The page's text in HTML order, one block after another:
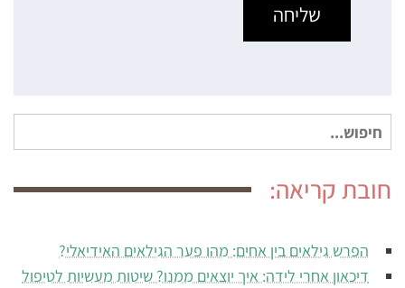
חיפוש
עבור:
חובת קריאה:
הפרש גילאים בין אחים: מהו פער הגילאים האידיאלי?
דיכאון אחרי לידה: איך יוצאים ממנו? שיטות מעשיות לטיפול